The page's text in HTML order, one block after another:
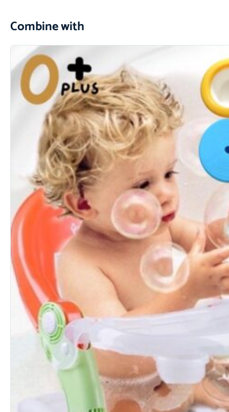
Combine with